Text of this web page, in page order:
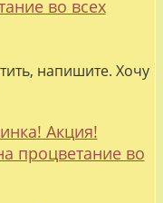
во всех
напишите. Хочу
Акция!
процветание во